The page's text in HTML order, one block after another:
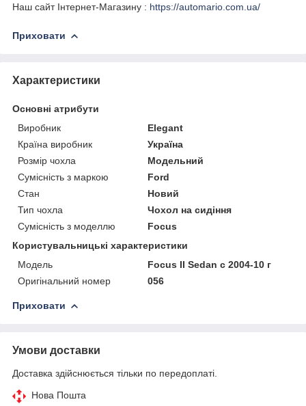
Наш сайт Інтернет-Магазину : https://automario.com.ua/
Приховати
Характеристики
Основні атрибути
Виробник
Elegant
Країна виробник
Україна
Розмір чохла
Модельний
Сумісність з маркою
Ford
Стан
Новий
Тип чохла
Чохол на сидіння
Сумісність з моделлю
Focus
Користувальницькі характеристики
Мoдель
Focus II Sedan с 2004-10 г
Оригінальний номер
056
Приховати
Умови доставки
Доставка здійснюється тільки по передоплаті.
Нова Пошта